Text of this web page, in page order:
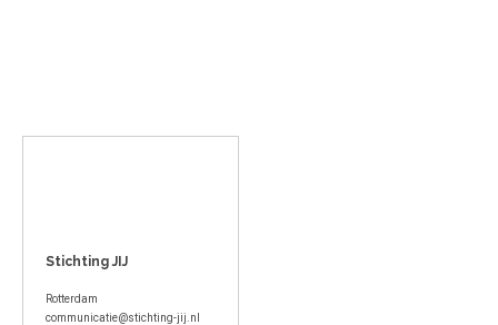
Stichting JIJ
Rotterdam
communicatie@stichting-jij.nl